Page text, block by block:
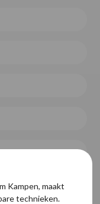
Kampen, maakt
technieken.